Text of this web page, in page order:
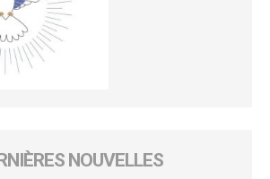
NOUVELLES